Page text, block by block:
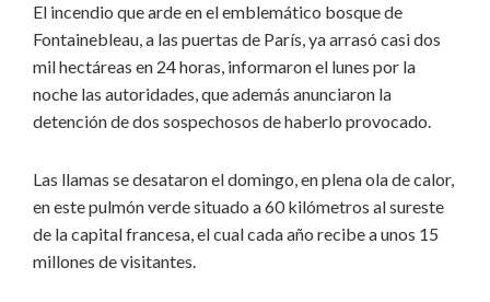
El incendio que arde en el emblemático bosque de
Fontainebleau, a las puertas de París, ya arrasó casi dos
mil hectáreas en 24 horas, informaron el lunes por la
noche las autoridades, que además anunciaron la
detención de dos sospechosos de haberlo provocado.
Las llamas se desataron el domingo, en plena ola de calor,
en este pulmón verde situado a 60 kilómetros al sureste
de la capital francesa, el cual cada año recibe a unos 15
millones de visitantes.